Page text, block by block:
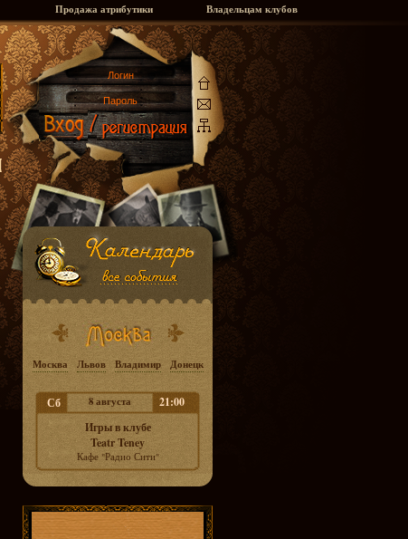
Продажа атрибутики Владельцам клубов
Москва Львов Владимир Донецк
Сб 8 августа
21:00
Игры в клубе
Teatr Teney
Кафе "Радио Сити"